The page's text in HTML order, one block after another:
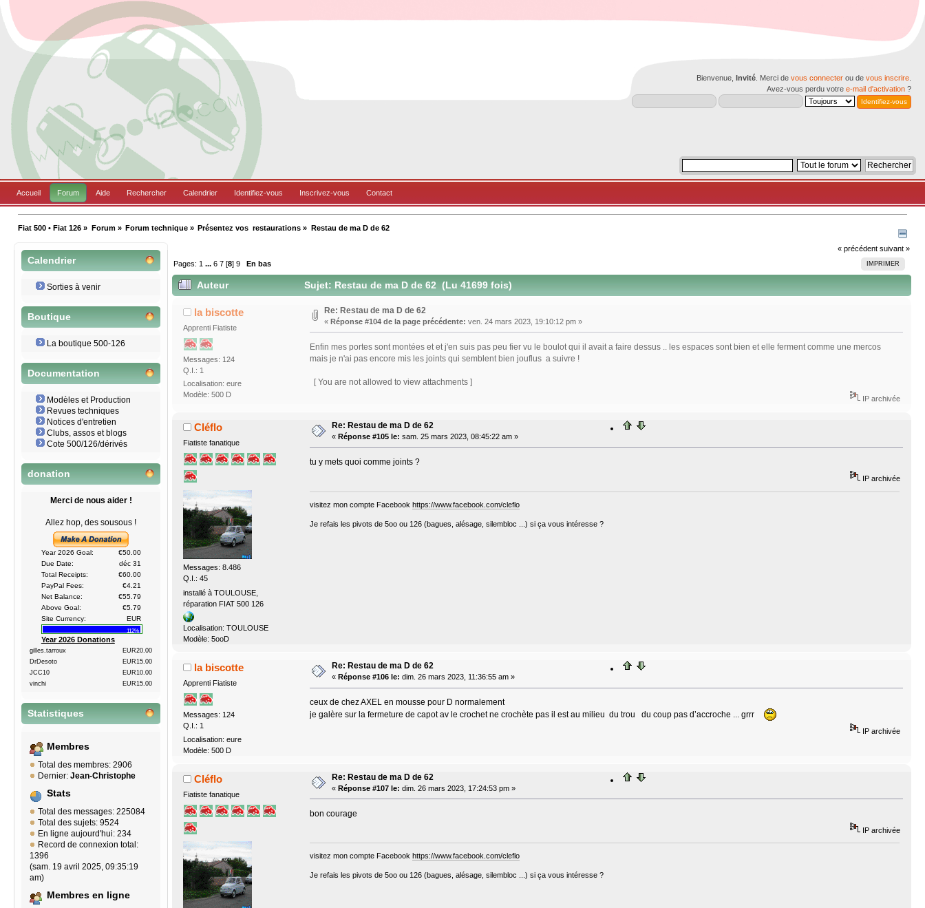
Bienvenue, Invité . Merci de vous connecter ou de vous inscrire
Avez-vous perdu votre e-mail d'activation ?
Accueil Forum Aide Rechercher Calendrier Identifiez-vous Inscrivez-vous Contact
Fiat 500 • Fiat 126 » Forum» Forum technique» Présentez vos  restaurations » Restau de ma D de 62
Calendrier
Sorties à venir
Boutique
La boutique 500-126
Documentation
Modèles et Production
Revues techniques
Notices d'entretien
Clubs, assos et blogs
Cote 500/126/dérivés
donation
Merci de nous aider !
Allez hop, des sousous !
Year 2026 Goal:
€50.00
Due Date:
déc 31
Total Receipts:
€60.00
PayPal Fees:
€4.21
Net Balance:
€55.79
Above Goal:
€5.79
Site Currency:
EUR
112%
Year 2026 Donations
gilles.tarroux
EUR20.00
DrDesoto
EUR15.00
JCC10
EUR10.00
vinchi
EUR15.00
Statistiques
Membres
Total des membres: 2906
Dernier: Jean-Christophe
Stats
Total des messages: 225084
Total des sujets: 9524
En ligne aujourd'hui: 234
Record de connexion total:
1396
(sam. 19 avril 2025, 09:35:19
am)
Membres en ligne
« précédent suivant »
IMPRIMER
Pages: 1 ...6 7 [8]9 En bas
Auteur Sujet: Restau de ma D de 62 (Lu 41699 fois)
la biscotte
Apprenti Fiatiste
Messages: 124
Q.I.: 1
Localisation: eure
Modèle: 500 D
Re: Restau de ma D de 62
« Réponse #104 de la page précédente: ven. 24 mars 2023, 19:10:12 pm »
Enfin mes portes sont montées et et j'en suis pas peu fier vu le boulot qui il avait a faire dessus .. les espaces sont bien et elle ferment comme une mercos
mais je n'ai pas encore mis les joints qui semblent bien jouflus a suivre !
[ You are not allowed to view attachments ]
IP archivée
Cléflo
Fiatiste fanatique
Messages: 8.486
Q.I.: 45
installé à TOULOUSE,
réparation FIAT 500 126
Localisation: TOULOUSE
Modèle: 5ooD
Re: Restau de ma D de 62
« Réponse #105 le: sam. 25 mars 2023, 08:45:22 am »
tu y mets quoi comme joints ?
IP archivée
visitez mon compte Facebook https://www.facebook.com/cleflo
Je refais les pivots de 5oo ou 126 (bagues, alésage, silembloc ...) si ça vous intéresse ?
la biscotte
Apprenti Fiatiste
Messages: 124
Q.I.: 1
Localisation: eure
Modèle: 500 D
Re: Restau de ma D de 62
« Réponse #106 le: dim. 26 mars 2023, 11:36:55 am »
ceux de chez AXEL en mousse pour D normalement
je galère sur la fermeture de capot av le crochet ne crochète pas il est au milieu du trou du coup pas d’accroche ... grrr
IP archivée
Cléflo
Fiatiste fanatique
Re: Restau de ma D de 62
« Réponse #107 le: dim. 26 mars 2023, 17:24:53 pm »
bon courage
IP archivée
visitez mon compte Facebook https://www.facebook.com/cleflo
Je refais les pivots de 5oo ou 126 (bagues, alésage, silembloc ...) si ça vous intéresse ?